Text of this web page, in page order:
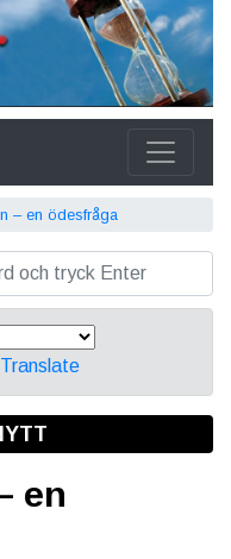
– en ödesfråga
Translate
en